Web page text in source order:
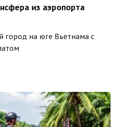
из аэропорта
город на юге Вьетнама с